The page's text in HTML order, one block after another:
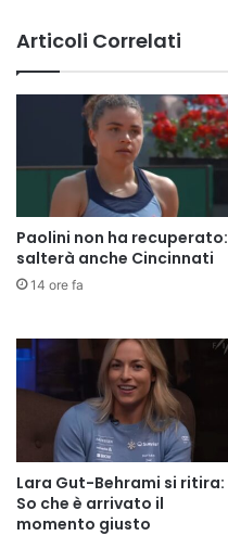
Articoli Correlati
Paolini non ha recuperato:
salterà anche Cincinnati
14 ore fa
Lara Gut-Behrami si ritira:
So che è arrivato il
momento giusto